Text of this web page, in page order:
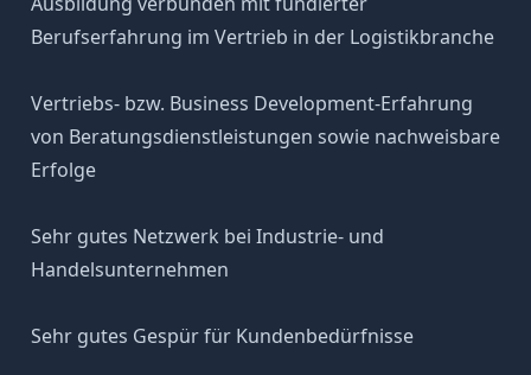
Berufserfahrung im Vertrieb in der Logistikbranche
Vertriebs- bzw. Business Development-Erfahrung
von Beratungsdienstleistungen sowie nachweisbare
Erfolge
Sehr gutes Netzwerk bei Industrie- und
Handelsunternehmen
Sehr gutes Gespür für Kundenbedürfnisse